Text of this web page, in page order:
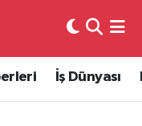
İş Dünyası